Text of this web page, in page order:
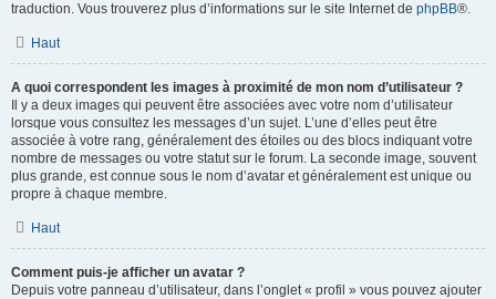
traduction. Vous trouverez plus d’informations sur le site Internet de phpBB®.
Haut
A quoi correspondent les images à proximité de mon nom d’utilisateur ?
Il y a deux images qui peuvent être associées avec votre nom d’utilisateur
lorsque vous consultez les messages d’un sujet. L’une d’elles peut être
associée à votre rang, généralement des étoiles ou des blocs indiquant votre
nombre de messages ou votre statut sur le forum. La seconde image, souvent
plus grande, est connue sous le nom d’avatar et généralement est unique ou
propre à chaque membre.
Haut
Comment puis-je afficher un avatar ?
Depuis votre panneau d’utilisateur, dans l’onglet « profil » vous pouvez ajouter